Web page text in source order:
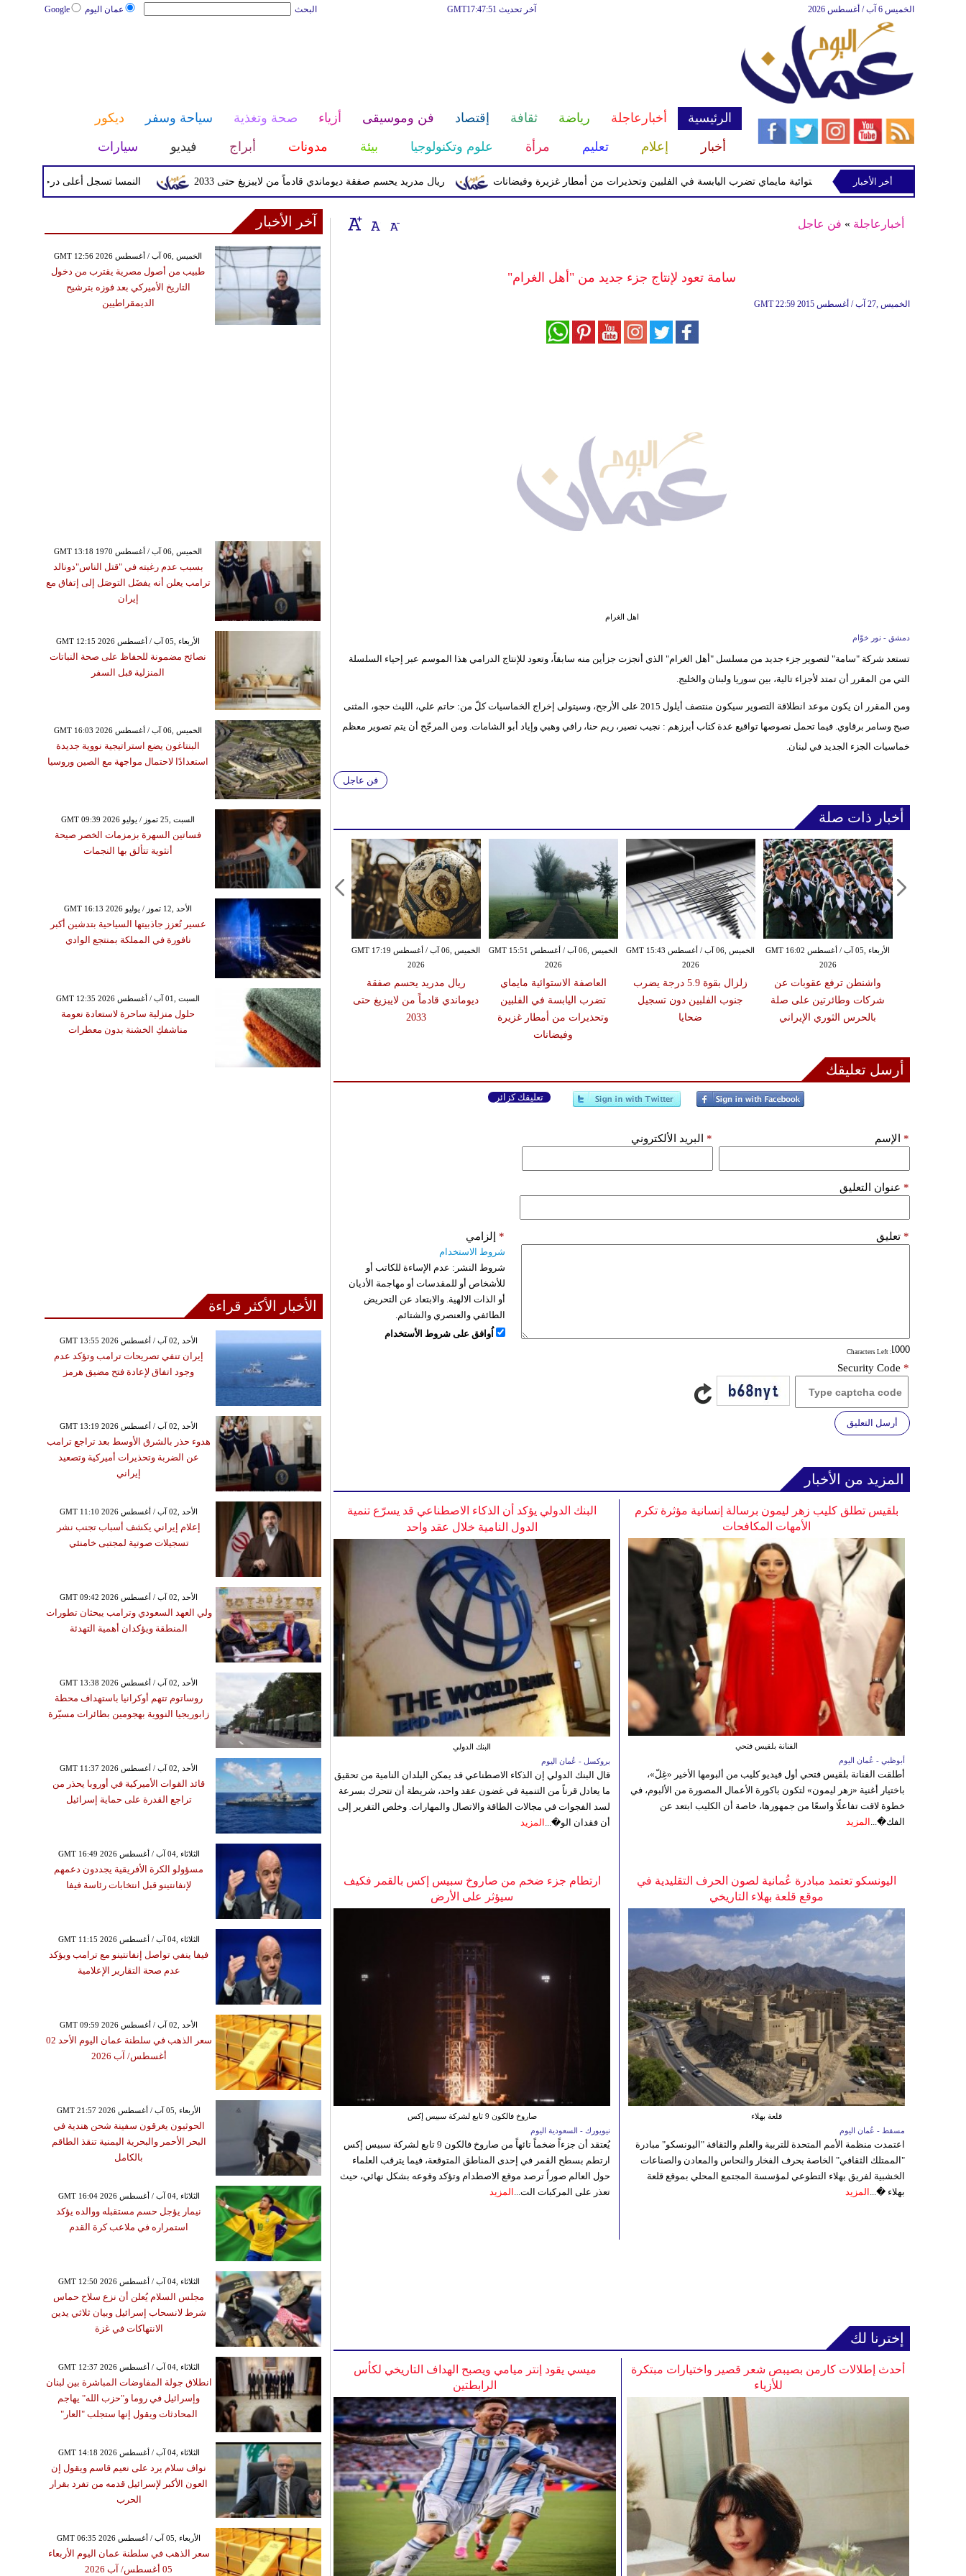
عمان اليوم Google البحث آخر تحديث GMT17:47:51 الخميس 6 آب / أغسطس 2026
الرئيسية أخبارعاجلة رياضة ثقافة إقتصاد فن وموسيقى أزياء صحة وتغذية سياحة وسفر
ديكور
أخبار
إعلام تعليم مرأة علوم وتكنولوجيا بيئة مدونات أبراج فيديو سيارات
النمسا تسجل أعلى درجة حرارة في تاريخها مع ريال مدريد يحسم صفقة ديوماندي قادماً من لايبزيغ حتى 2033 العاصفة الاستوائية مايماي تضرب اليابسة في الفلبين وتحذيرات من أمطار غزيرة وفيضانات
أخر الأخبار
أخبارعاجلة » فن عاجل
سامة تعود لإنتاج جزء جديد من "أهل الغرام"
GMT 22:59 2015 الخميس ,27 آب / أغسطس
اهل الغرام
دمشق - نور خوّام
تستعد شركة "سامة" لتصوير جزء جديد من مسلسل "أهل الغرام" الذي أنجزت جزأين منه سابقاً، وتعود للإنتاج الدرامي هذا الموسم عبر إحياء السلسلة
التي من المقرر أن تمتد لأجزاء تالية، بين سوريا ولبنان والخليج.
ومن المقرر ان يكون موعد انطلاقة التصوير سيكون منتصف أيلول 2015 على الأرجح، وسيتولى إخراج الخماسيات كلّ من: حاتم علي، الليث حجو، المثنى
صبح وسامر برقاوي. فيما تحمل نصوصها تواقيع عدة كتاب أبرزهم : نجيب نصير، ريم حنا، رافي وهبي وإياد أبو الشامات. ومن المرجّح أن يتم تصوير معظم
خماسيات الجزء الجديد في لبنان.
فن عاجل
أخبار ذات صلة
الخميس ,06 آب / أغسطس GMT 17:19
2026
ريال مدريد يحسم صفقة
ديوماندي قادماً من لايبزيغ حتى
2033
الخميس ,06 آب / أغسطس GMT 15:51
2026
العاصفة الاستوائية مايماي
تضرب اليابسة في الفلبين
وتحذيرات من أمطار غزيرة
وفيضانات
الخميس ,06 آب / أغسطس GMT 15:43
2026
زلزال بقوة 5.9 درجة يضرب
جنوب الفلبين دون تسجيل
ضحايا
الأربعاء ,05 آب / أغسطس GMT 16:02
2026
واشنطن ترفع عقوبات عن
شركات وطائرتين على صلة
بالحرس الثوري الإيراني
أرسل تعليقك
تعليقك كزائر
الإسم * البريد الألكتروني *
عنوان التعليق *
تعليق *
: Characters Left
إلزامي *
شروط الاستخدام
شروط النشر: عدم الإساءة للكاتب أو
للأشخاص أو للمقدسات أو مهاجمة الأديان
أو الذات الالهية. والابتعاد عن التحريض
الطائفي والعنصري والشتائم.
اُوافق على شروط الأستخدام
Security Code *
أرسل التعليق
المزيد من الأخبار
البنك الدولي يؤكد أن الذكاء الاصطناعي قد يسرّع تنمية
الدول النامية خلال عقد واحد
البنك الدولي
بروكسل - عُمان اليوم
قال البنك الدولي إن الذكاء الاصطناعي قد يمكن البلدان النامية من تحقيق
ما يعادل قرناً من التنمية في غضون عقد واحد، شريطة أن تتحرك بسرعة
لسد الفجوات في مجالات الطاقة والاتصال والمهارات. وخلص التقرير إلى
أن فقدان الو�... المزيد
بلقيس تطلق كليب زهر ليمون برسالة إنسانية مؤثرة تكرم
الأمهات المكافحات
الفنانة بلقيس فتحي
أبوظبي - عُمان اليوم
أطلقت الفنانة بلقيس فتحي أول فيديو كليب من ألبومها الأخير «غِلّ»،
باختيار أغنية «زهر ليمون» لتكون باكورة الأعمال المصورة من الألبوم، في
خطوة لاقت تفاعلًا واسعًا من جمهورها، خاصة أن الكليب ابتعد عن
الفك�... المزيد
ارتطام جزء ضخم من صاروخ سبيس إكس بالقمر فكيف
سيؤثر على الأرض
صاروخ فالكون 9 تابع لشركة سبيس إكس
نيويورك - السعودية اليوم
يُعتقد أن جزءاً ضخماً تائهاً من صاروخ فالكون 9 تابع لشركة سبيس إكس
ارتطم بسطح القمر في إحدى المناطق المتوقعة، فيما يترقب العلماء
حول العالم صوراً ترصد موقع الاصطدام وتؤكد وقوعه بشكل نهائي، حيث
تعذر على المركبات الت... المزيد
اليونسكو تعتمد مبادرة عُمانية لصون الحرف التقليدية في
موقع قلعة بهلاء التاريخي
قلعة بهلاء
مسقط - عُمان اليوم
اعتمدت منظمة الأمم المتحدة للتربية والعلم والثقافة "اليونسكو" مبادرة
"الممتلك الثقافي" الخاصة بحرف الفخار والنحاس والمعادن والصناعات
الخشبية لفريق بهلاء التطوعي لمؤسسة المجتمع المحلي بموقع قلعة
بهلاء �... المزيد
إخترنا لك
ميسي يقود إنتر ميامي ويصبح الهداف التاريخي لكأس
الرابطتين
أحدث إطلالات كارمن بصيبص شعر قصير واختيارات مبتكرة
للأزياء
آخر الأخبار
GMT 12:56 2026 الخميس ,06 آب / أغسطس
طبيب من أصول مصرية يقترب من دخول
التاريخ الأميركي بعد فوزه بترشيح
الديمقراطيين
GMT 13:18 1970 الخميس ,06 آب / أغسطس
بسبب عدم رغبته في "قتل الناس"دونالد
ترامب يعلن أنه يفضَل التوصَل إلى إتفاق مع
إيران
GMT 12:15 2026 الأربعاء ,05 آب / أغسطس
نصائح مضمونة للحفاظ على صحة النباتات
المنزلية قبل السفر
GMT 16:03 2026 الخميس ,06 آب / أغسطس
البنتاغون يضع استراتيجية نووية جديدة
استعدادًا لاحتمال مواجهة مع الصين وروسيا
GMT 09:39 2026 السبت ,25 تموز / يوليو
فساتين السهرة بزمزمات الخصر صيحة
أنثوية تتألق بها النجمات
GMT 16:13 2026 الأحد ,12 تموز / يوليو
عسير تُعزز جاذبيتها السياحية بتدشين أكبر
نافورة في المملكة بمنتجع الوادي
GMT 12:35 2026 السبت ,01 آب / أغسطس
حلول منزلية ساحرة لاستعادة نعومة
مناشفكِ الخشنة بدون معطرات
الأخبار الأكثر قراءة
GMT 13:55 2026 الأحد ,02 آب / أغسطس
إيران تنفي تصريحات ترامب وتؤكد عدم
وجود اتفاق لإعادة فتح مضيق هرمز
GMT 13:19 2026 الأحد ,02 آب / أغسطس
هدوء حذر بالشرق الأوسط بعد تراجع ترامب
عن الضربة وتحذيرات أميركية وتصعيد
إيراني
GMT 11:10 2026 الأحد ,02 آب / أغسطس
إعلام إيراني يكشف أسباب تجنب نشر
تسجيلات صوتية لمجتبى خامنئي
GMT 09:42 2026 الأحد ,02 آب / أغسطس
ولي العهد السعودي وترامب يبحثان تطورات
المنطقة ويؤكدان أهمية التهدئة
GMT 13:38 2026 الأحد ,02 آب / أغسطس
روساتوم تتهم أوكرانيا باستهداف محطة
زابوريجيا النووية بهجومين بطائرات مسيّرة
GMT 11:37 2026 الأحد ,02 آب / أغسطس
قائد القوات الأميركية في أوروبا يحذر من
تراجع القدرة على حماية إسرائيل
GMT 16:49 2026 الثلاثاء ,04 آب / أغسطس
مسؤولو الكرة الأفريقية يجددون دعمهم
لإنفانتينو قبل انتخابات رئاسة فيفا
GMT 11:15 2026 الثلاثاء ,04 آب / أغسطس
فيفا ينفي تواصل إنفانتينو مع ترامب ويؤكد
عدم صحة التقارير الإعلامية
GMT 09:59 2026 الأحد ,02 آب / أغسطس
سعر الذهب في سلطنة عمان اليوم الأحد 02
أغسطس/ آب 2026
GMT 21:57 2026 الأربعاء ,05 آب / أغسطس
الحوثيون يغرقون سفينة شحن هندية في
البحر الأحمر والبحرية اليمنية تنقذ الطاقم
بالكامل
GMT 16:04 2026 الثلاثاء ,04 آب / أغسطس
نيمار يؤجل حسم مستقبله ووالده يؤكد
استمراره في ملاعب كرة القدم
GMT 12:50 2026 الثلاثاء ,04 آب / أغسطس
مجلس السلام يُعلن أن نزع سلاح حماس
شرط لانسحاب إسرائيل وبيان ثلاثي يدين
الانتهاكات في غزة
GMT 12:37 2026 الثلاثاء ,04 آب / أغسطس
انطلاق جولة المفاوضات المباشرة بين لبنان
وإسرائيل في روما و"حزب الله" يهاجم
المحادثات ويقول إنها ستجلب "العار"
GMT 14:18 2026 الثلاثاء ,04 آب / أغسطس
نواف سلام يرد على نعيم قاسم ويقول إن
العون الأكبر لإسرائيل قدمه من تفرد بقرار
الحرب
GMT 06:35 2026 الأربعاء ,05 آب / أغسطس
سعر الذهب في سلطنة عمان اليوم الأربعاء
05 أغسطس/ آب 2026